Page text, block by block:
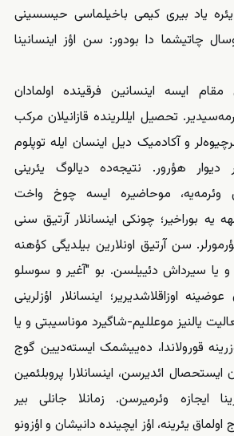
یئره یاد بیری کیمی باخیلماسی حیسسینی
چاتیشما دا بودور: سن اؤز اینسانینا
ایسه اینسانین فرقینده اولمادان
تحصیل ایللرینده قازانیلان مرکب
و آکادمیک دیل اینسان ایله توپلوم
دیوار هؤرور. نتیجه‌ده دیالوگ یئرینی
موحاضیره ایسه چوخ واخت
یه بوراخیر؛ چونکی اینسانلار آرتیق سنی
سن آرتیق اونلارین بیلد‌یگی کؤهنه
یا سیرداش دئییلسن. بو "آغیر و سوسلو
اوزاقلاشدیریر؛ اینسانلار اؤز‌لرینی
یالنیز موعللیم-شاگیرد موناسیبتی و یا
قورولاندا، ده‌ییشمک ایسته‌دیین گوج
ایستحصال ائدیرسن، اینسانلارا پروبلئمین
ایجازه وئرمیرسن. زمانلا جانلی بیر
یئرینه، اؤز ایچینده دانیشان و اؤزونو